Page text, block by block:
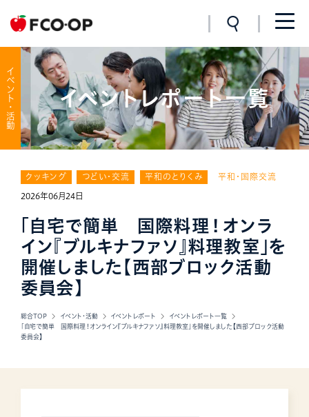
イベント・活動 イベントレポート一覧
総合TOP イベント・活動 イベントレポート
イベントレポート一覧
「自宅で簡単 国際料理！オンライン『ブルキナファソ』料理教室」を開催しました【西部ブロック活動
委員会】
クッキング つどい・交流 平和のとりくみ 平和・国際交流
2026年06月24日
「自宅で簡単 国際料理！オンラ
イン『ブルキナファソ』料理教室」を
開催しました【西部ブロック活動
委員会】